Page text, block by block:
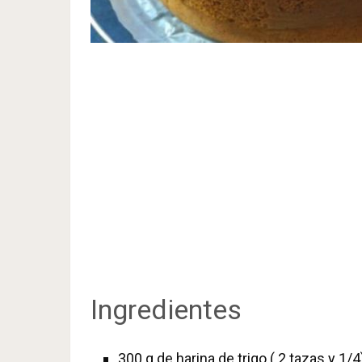
Ingredientes
300 g de harina de trigo ( 2 tazas y 1/